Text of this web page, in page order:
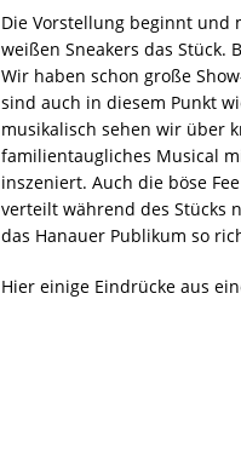
Die Vorstellung beginnt und
weißen Sneakers das
Wir haben schon große
sind auch in diesem Punkt
musikalisch sehen wir über
familientaugliches Musical
inszeniert. Auch die böse
verteilt während des Stücks
das Hanauer Publikum so
Hier einige Eindrücke aus